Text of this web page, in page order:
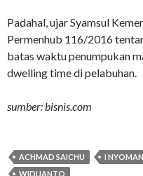
Padahal, ujar Syamsul
Permenhub 116/2016
batas waktu penumpukan
dwelling time di pelabuhan.
sumber: bisnis.com
ACHMAD SAICHU I
WIDIJANTO